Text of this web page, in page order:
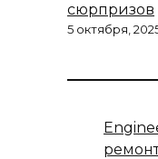
сюрпризов
5 октября,